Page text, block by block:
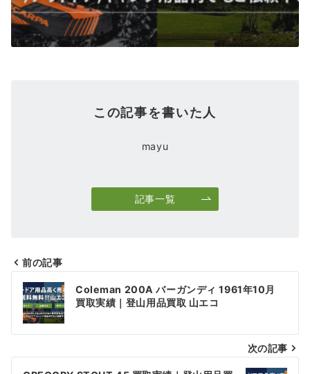
この記事を書いた人
mayu
記事一覧
投
稿
ナ
ビ
前の記事
Coleman 200A バーガンディ 1961年10月
買取実績｜登山用品買取 山エコ
次の記事